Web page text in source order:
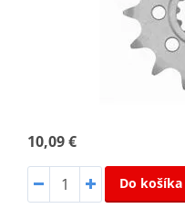
10,09 €
Do košíka